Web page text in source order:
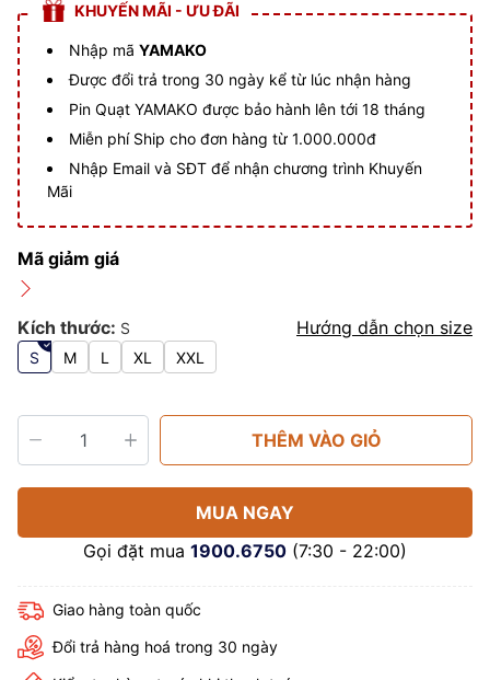
KHUYẾN MÃI - ƯU ĐÃI
Nhập mã YAMAKO
Được đổi trả trong 30 ngày kể từ lúc nhận hàng
Pin Quạt YAMAKO được bảo hành lên tới 18 tháng
Miễn phí Ship cho đơn hàng từ 1.000.000đ
Nhập Email và SĐT để nhận chương trình Khuyến
Mãi
Mã giảm giá
Kích thước: S Hướng dẫn chọn size
S M L XL XXL
THÊM VÀO GIỎ
MUA NGAY
Gọi đặt mua 1900.6750 (7:30 - 22:00)
Giao hàng toàn quốc
Đổi trả hàng hoá trong 30 ngày